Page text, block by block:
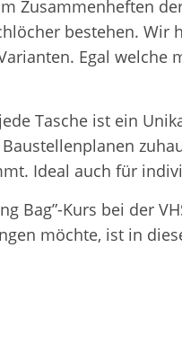
Zusammenheften
bestehen. Wir
Egal welche
Tasche ist ein
Ideal auch für
Bag”-Kurs bei der
möchte, ist in